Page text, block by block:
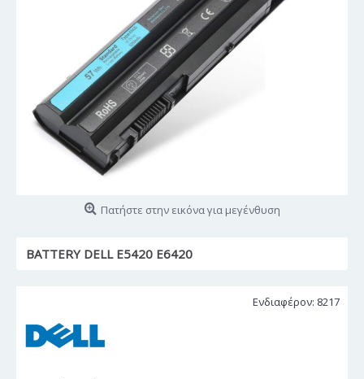
Πατήστε στην εικόνα για μεγένθυση
BATTERY DELL E5420 E6420
Ενδιαφέρον: 8217